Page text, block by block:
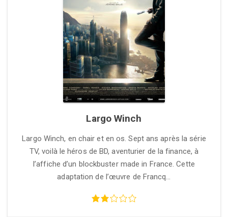
Largo Winch
Largo Winch, en chair et en os. Sept ans après la série
TV, voilà le héros de BD, aventurier de la finance, à
l’affiche d’un blockbuster made in France. Cette
adaptation de l’œuvre de Francq…